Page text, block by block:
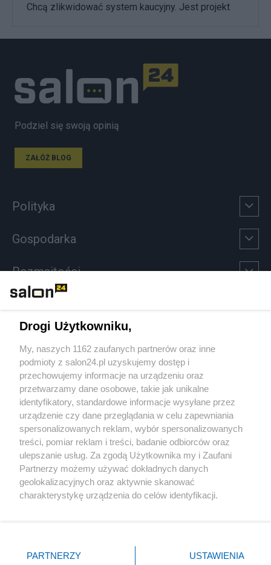
Chcą zlikwidować system kaucyjny. Jest projekt
Podziel się swoją opinią
ZAŁÓŻ BLOG
Polityka
Gospodarka
Rozmaitości
Sport
Społeczeństwo
Kultura
X Facebook Instagram Youtube
Drogi Użytkowniku,
My, naszych 1162 zaufanych partnerów oraz inne
podmioty z salon24.pl uzyskujemy dostęp i
przechowujemy informacje na urządzeniu oraz
przetwarzamy dane osobowe, takie jak unikalne
identyfikatory, standardowe informacje wysyłane przez
urządzenie czy dane przeglądania w celu zapewniania
spersonalizowanych reklam, wybór spersonalizowanych
treści, pomiar reklam i treści, badanie odbiorców oraz
ulepszanie usług. Za zgodą Użytkownika my i Zaufani
Partnerzy możemy używać dokładnych danych
geolokalizacyjnych oraz aktywnie skanować
charakterystykę urządzenia do celów identyfikacji.
zmienić/wycofać klikając przycisk ustawień prywatności
PARTNERZY USTAWIENIA